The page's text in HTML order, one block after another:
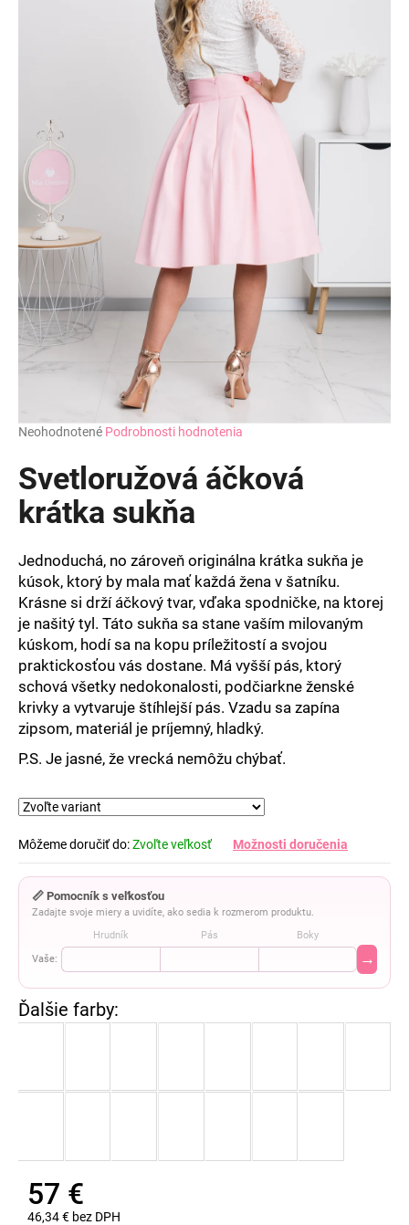
Priemerné
produktu
je
0,0
z
hviezdičiek.
Neohodnotené Podrobnosti hodnotenia
Svetloružová áčková
krátka sukňa
Jednoduchá, no zároveň originálna krátka sukňa je
kúsok, ktorý by mala mať každá žena v šatníku.
Krásne si drží áčkový tvar, vďaka spodničke, na ktorej
je našitý tyl. Táto sukňa sa stane vaším milovaným
kúskom, hodí sa na kopu príležitostí a svojou
praktickosťou vás dostane. Má vyšší pás, ktorý
schová všetky nedokonalosti, podčiarkne ženské
krivky a vytvaruje štíhlejší pás. Vzadu sa zapína
zipsom, materiál je príjemný, hladký.
P.S. Je jasné, že vrecká nemôžu chýbať.
Môžeme doručiť do:Zvoľte veľkosť Možnosti doručenia
📏 Pomocník s veľkosťou
Zadajte svoje miery a uvidíte, ako sedia k rozmerom produktu.
Hrudník
Pás Boky
Vaše: →
57 €
46,34 € bez DPH